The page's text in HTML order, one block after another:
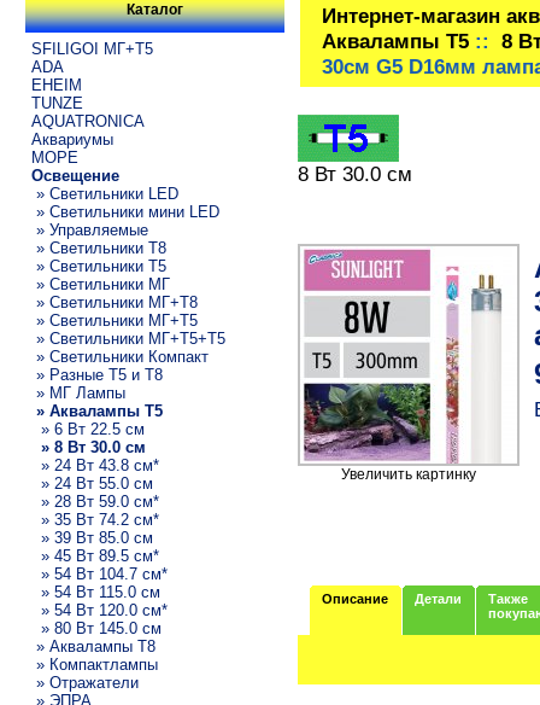
Каталог
SFILIGOI МГ+Т5
ADA
EHEIM
TUNZE
AQUATRONICA
Аквариумы
МОРЕ
Освещение
» Светильники LED
» Светильники мини LED
» Управляемые
» Светильники T8
» Светильники T5
» Светильники МГ
» Светильники МГ+T8
» Светильники МГ+T5
» Светильники МГ+T5+T5
» Светильники Компакт
» Разные T5 и T8
» МГ Лампы
» Аквалампы T5
» 6 Вт 22.5 см
» 8 Вт 30.0 см
» 24 Вт 43.8 см*
» 24 Вт 55.0 см
» 28 Вт 59.0 см*
» 35 Вт 74.2 см*
» 39 Вт 85.0 см
» 45 Вт 89.5 см*
» 54 Вт 104.7 см*
» 54 Вт 115.0 см
» 54 Вт 120.0 см*
» 80 Вт 145.0 см
» Аквалампы T8
» Компактлампы
» Отражатели
» ЭПРА
Интернет-магазин
Аквалампы T5:: 8
30см G5 D16мм
8 Вт 30.0 см
Увеличить картинку
Описание Детали
Также